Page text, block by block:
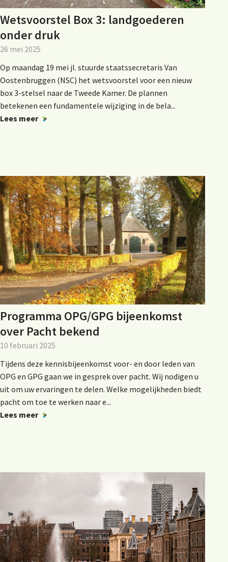
Wetsvoorstel Box 3: landgoederen
onder druk
26 mei 2025
Op maandag 19 mei jl. stuurde staatssecretaris Van
Oostenbruggen (NSC) het wetsvoorstel voor een nieuw
box 3-stelsel naar de Tweede Kamer. De plannen
betekenen een fundamentele wijziging in de bela...
Lees meer
Programma OPG/GPG bijeenkomst
over Pacht bekend
10 februari 2025
Tijdens deze kennisbijeenkomst voor- en door leden van
OPG en GPG gaan we in gesprek over pacht. Wij nodigen u
uit om uw ervaringen te delen. Welke mogelijkheden biedt
pacht om toe te werken naar e...
Lees meer